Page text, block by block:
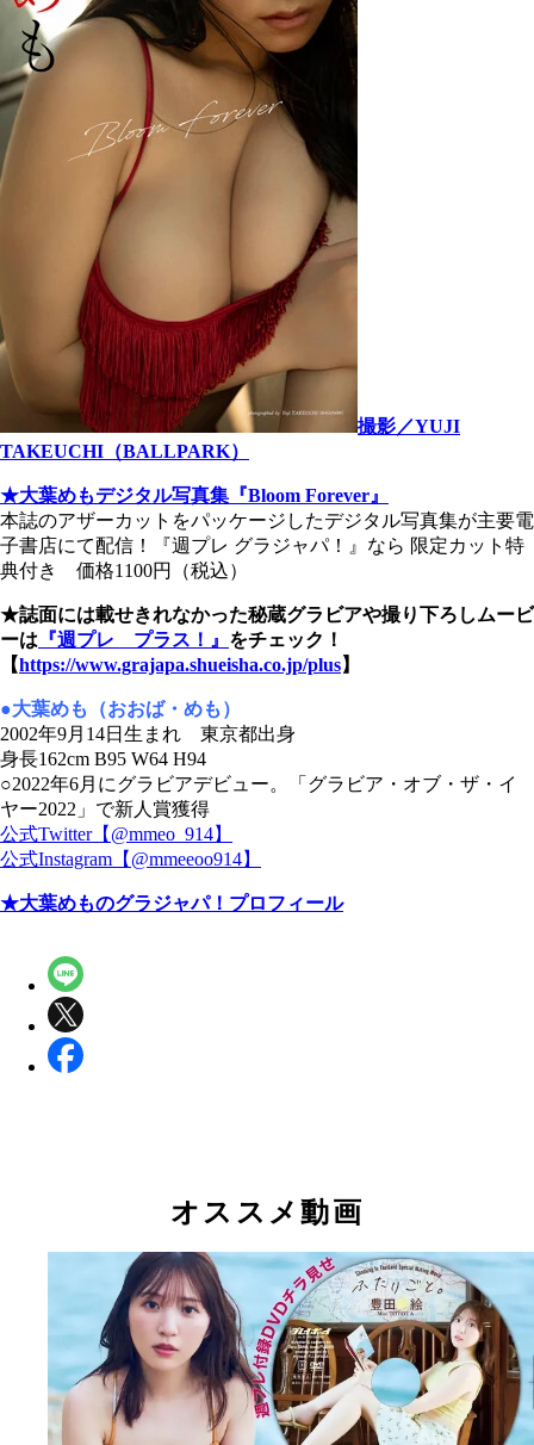
撮影／YUJI
TAKEUCHI（BALLPARK）
★大葉めもデジタル写真集『Bloom Forever』
本誌のアザーカットをパッケージしたデジタル写真集が主要電
子書店にて配信！『週プレ グラジャパ！』なら 限定カット特
典付き 価格1100円（税込）
★誌面には載せきれなかった秘蔵グラビアや撮り下ろしムービ
ーは 『週プレ プラス！』 をチェック！
【https://www.grajapa.shueisha.co.jp/plus】
●大葉めも（おおば・めも）
2002年9月14日生まれ 東京都出身
身長162cm B95 W64 H94
○2022年6月にグラビアデビュー。「グラビア・オブ・ザ・イ
ヤー2022」で新人賞獲得
公式Twitter【@mmeo_914】
公式Instagram【@mmeeoo914】
★大葉めものグラジャパ！プロフィール
オススメ動画